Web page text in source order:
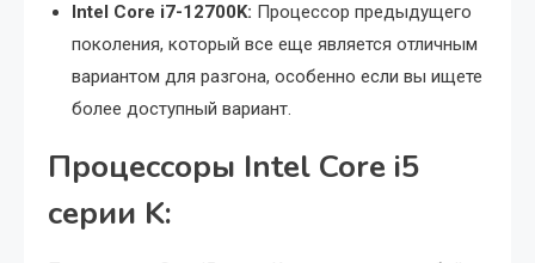
Intel Core i7-12700K: Процессор предыдущего
поколения, который все еще является отличным
вариантом для разгона, особенно если вы ищете
более доступный вариант.
Процессоры Intel Core i5
серии K: